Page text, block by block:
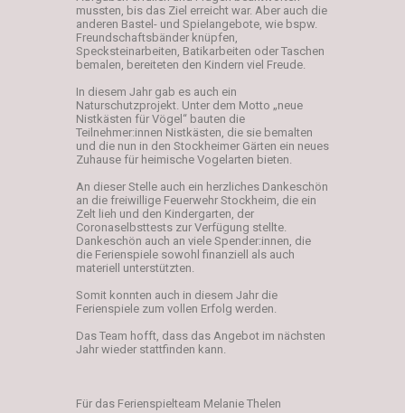
mussten, bis das Ziel erreicht war. Aber auch die
anderen Bastel- und Spielangebote, wie bspw.
Freundschaftsbänder knüpfen,
Specksteinarbeiten, Batikarbeiten oder Taschen
bemalen, bereiteten den Kindern viel Freude.
In diesem Jahr gab es auch ein
Naturschutzprojekt. Unter dem Motto „neue
Nistkästen für Vögel“ bauten die
Teilnehmer:innen Nistkästen, die sie bemalten
und die nun in den Stockheimer Gärten ein neues
Zuhause für heimische Vogelarten bieten.
An dieser Stelle auch ein herzliches Dankeschön
an die freiwillige Feuerwehr Stockheim, die ein
Zelt lieh und den Kindergarten, der
Coronaselbsttests zur Verfügung stellte.
Dankeschön auch an viele Spender:innen, die
die Ferienspiele sowohl finanziell als auch
materiell unterstützten.
Somit konnten auch in diesem Jahr die
Ferienspiele zum vollen Erfolg werden.
Das Team hofft, dass das Angebot im nächsten
Jahr wieder stattfinden kann.
Für das Ferienspielteam Melanie Thelen